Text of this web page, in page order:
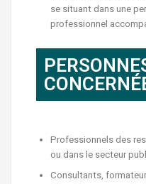
se situant dans une
professionnel
Professionnels des
ou dans le secteur
Consultants,